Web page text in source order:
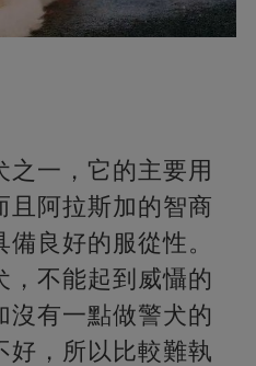
之一，它的主要用
且阿拉斯加的智商
良好的服從性。
，不能起到威懾的
沒有一點做警犬的
好，所以比較難執